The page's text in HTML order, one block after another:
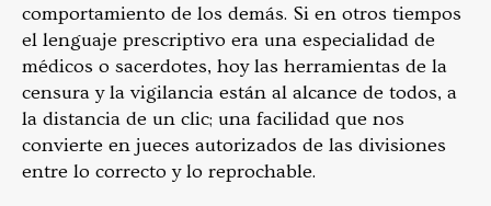
comportamiento de los demás. Si en otros tiempos
el lenguaje prescriptivo era una especialidad de
médicos o sacerdotes, hoy las herramientas de la
censura y la vigilancia están al alcance de todos, a
la distancia de un clic; una facilidad que nos
convierte en jueces autorizados de las divisiones
entre lo correcto y lo reprochable.